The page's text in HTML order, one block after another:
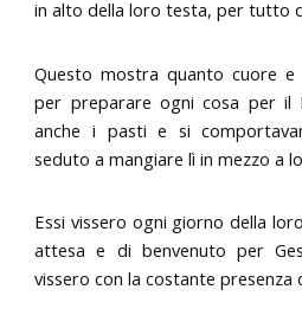
in alto della loro testa, per tutto
Questo mostra quanto cuore e
per preparare ogni cosa per il
anche i pasti e si
seduto a mangiare lì in mezzo a
Essi vissero ogni giorno della
attesa e di benvenuto per
vissero con la costante presenza